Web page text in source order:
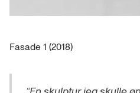
Fasade 1 (2018)